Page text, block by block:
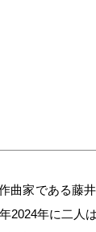
曲家である藤
2024年に二人